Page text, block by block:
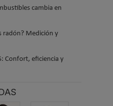
cambia en
radón? Medición y
Confort, eficiencia y